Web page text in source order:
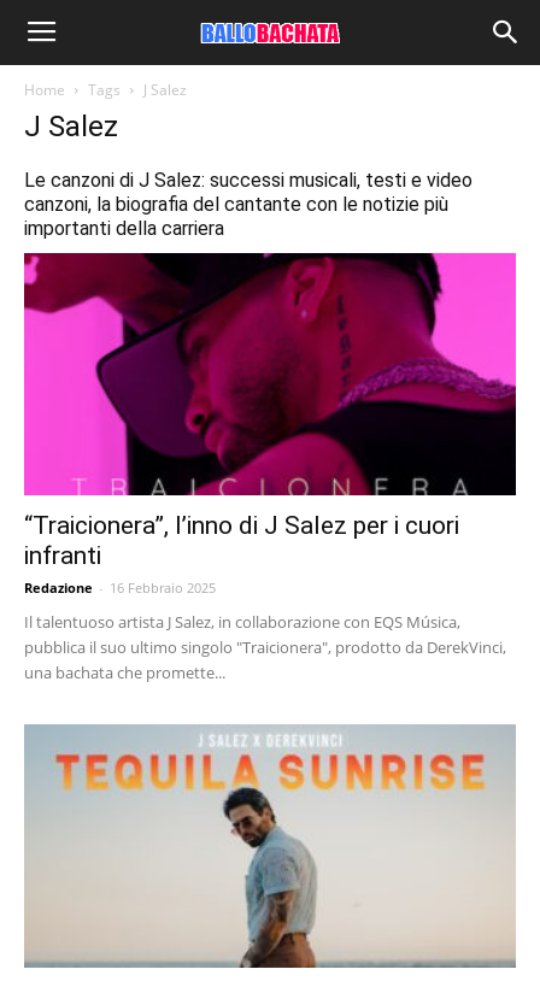
Home Tags J Salez
J Salez
Le canzoni di J Salez: successi musicali, testi e video
canzoni, la biografia del cantante con le notizie più
importanti della carriera
“Traicionera”, l’inno di J Salez per i cuori
infranti
Redazione - 16 Febbraio 2025
Il talentuoso artista J Salez, in collaborazione con EQS Música,
pubblica il suo ultimo singolo "Traicionera", prodotto da DerekVinci,
una bachata che promette...